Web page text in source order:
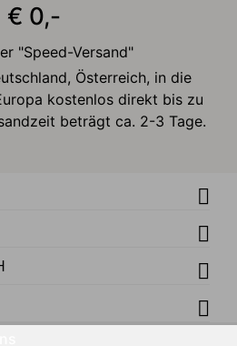
€ 0,-
"Speed-Versand"
Österreich, in die
kostenlos direkt bis zu
beträgt ca. 2-3 Tage.